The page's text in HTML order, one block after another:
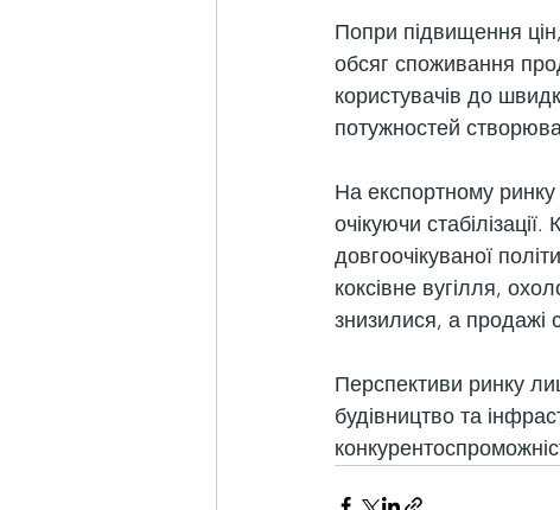
Попри підвищення
обсяг споживання
користувачів до
потужностей
На експортному
очікуючи
довгоочікуваної
коксівне вугілля,
знизилися, а продажі
Перспективи ринку
будівництво та